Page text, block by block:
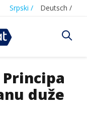
Srpski / Deutsch /
duže